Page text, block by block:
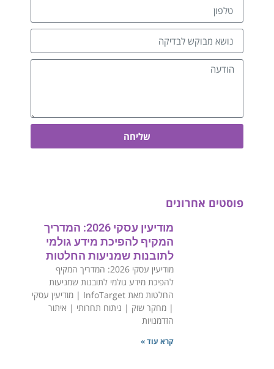
שליחה
פוסטים אחרונים
מודיעין עסקי 2026: המדריך
המקיף להפיכת מידע גולמי
לתובנות שמניעות החלטות
מודיעין עסקי 2026: המדריך המקיף
להפיכת מידע גולמי לתובנות שמניעות
החלטות מאת InfoTarget | מודיעין עסקי
| מחקר שוק | ניתוח תחרותי | איתור
הזדמנויות
קרא עוד »